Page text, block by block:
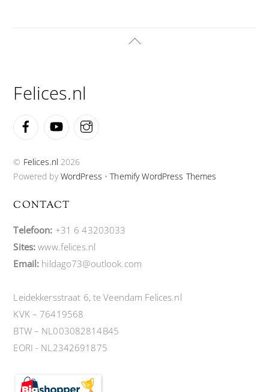
Back
Felices.nl
FacebookYouTube
© Felices.nl 2026
Powered byWordPress •Themify WordPress Themes
CONTACT
Telefoon: +31 6 43203033
Sites: www.felices.nl
Email: hildago73@outlook.com
Leidekkersstraat 6, te Veendam Felices.nl
KVK – 76419568
BTW – NL003082814B45
EORI - NL2342691875